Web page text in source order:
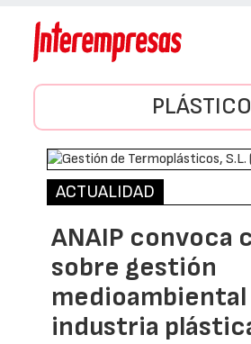
PLÁSTICO
ACTUALIDAD
ANAIP convoca
sobre gestión
medioambiental
industria